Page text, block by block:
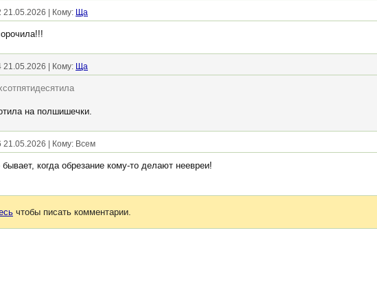
21.05.2026 | Кому: Ща
21.05.2026 | Кому: Ща
на полшишечки.
21.05.2026 | Кому: Всем
бывает, когда обрезание кому-то делают неевреи!
чтобы писать комментарии.